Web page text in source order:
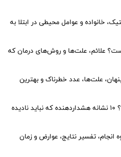
خانواده و عوامل محیطی در ابتلا به
علائم، علت‌ها و روش‌های درمان که
علت‌ها، عدد خطرناک و بهترین
علائم اولیه پارکینسون چیست؟ ۱۰ نشانه هشداردهنده که نباید نادیده
تفسیر نتایج، عوارض و زمان